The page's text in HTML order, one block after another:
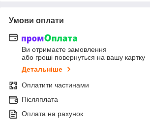
Умови оплати
Ви отримаєте замовлення
або гроші повернуться на вашу картку
Детальніше
Оплатити частинами
Післяплата
Оплата на рахунок